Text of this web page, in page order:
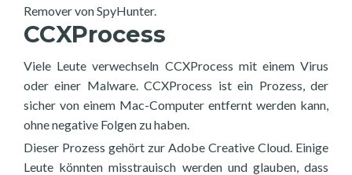
Remover von SpyHunter.
CCXProcess
Viele Leute verwechseln CCXProcess mit einem Virus
oder einer Malware. CCXProcess ist ein Prozess, der
sicher von einem Mac-Computer entfernt werden kann,
ohne negative Folgen zu haben.
Dieser Prozess gehört zur Adobe Creative Cloud. Einige
Leute könnten misstrauisch werden und glauben, dass